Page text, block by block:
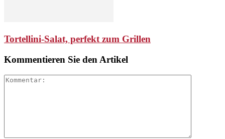
Tortellini-Salat, perfekt zum Grillen
Kommentieren Sie den Artikel